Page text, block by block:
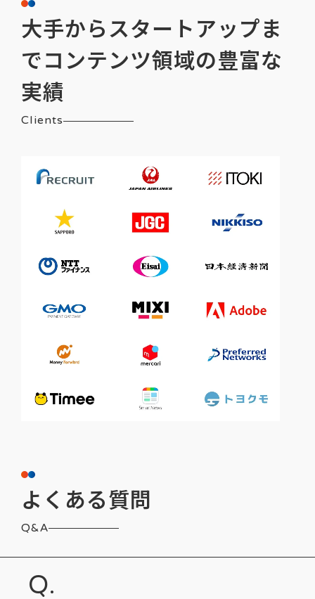
大手からスタートアップま
でコンテンツ領域の豊富な
実績
Clients
よくある質問
Q&A